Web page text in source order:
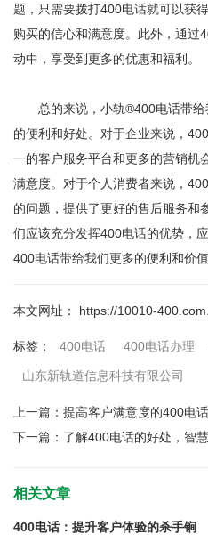
题，只需要拨打400电话就可以获
购买的信心和满意度。此外，通过
动中，享受到更多的优惠和福利。
总的来说，小轨®400电话带给
的便利和好处。对于企业来说，
一的客户服务平台和更多的营销机
满意度。对于个人消费者来说，
的问题，提供了更好的售后服务和
们应该充分发挥400电话的优势，
400电话带给我们更多的便利和价值
本文网址： https://10010-
标签： 400电话 400电话办理
山东新轨道信息科技有限公司
上一篇： 提高客户满意度的400电
下一篇： 了解400电话的好处，智
相关文章
400电话：提升客户体验的杀手锏